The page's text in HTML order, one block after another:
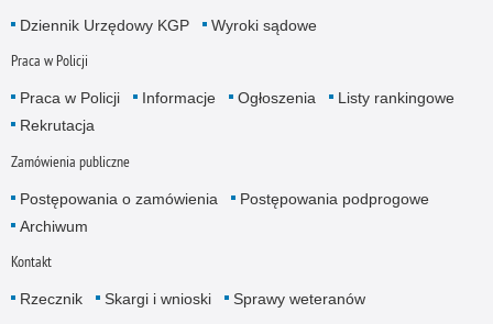
Dziennik Urzędowy KGP Wyroki sądowe
Praca w Policji
Praca w Policji Informacje Ogłoszenia
Listy rankingowe
Rekrutacja
Zamówienia publiczne
Postępowania o zamówienia
Postępowania podprogowe
Archiwum
Kontakt
Rzecznik Skargi i wnioski Sprawy weteranów